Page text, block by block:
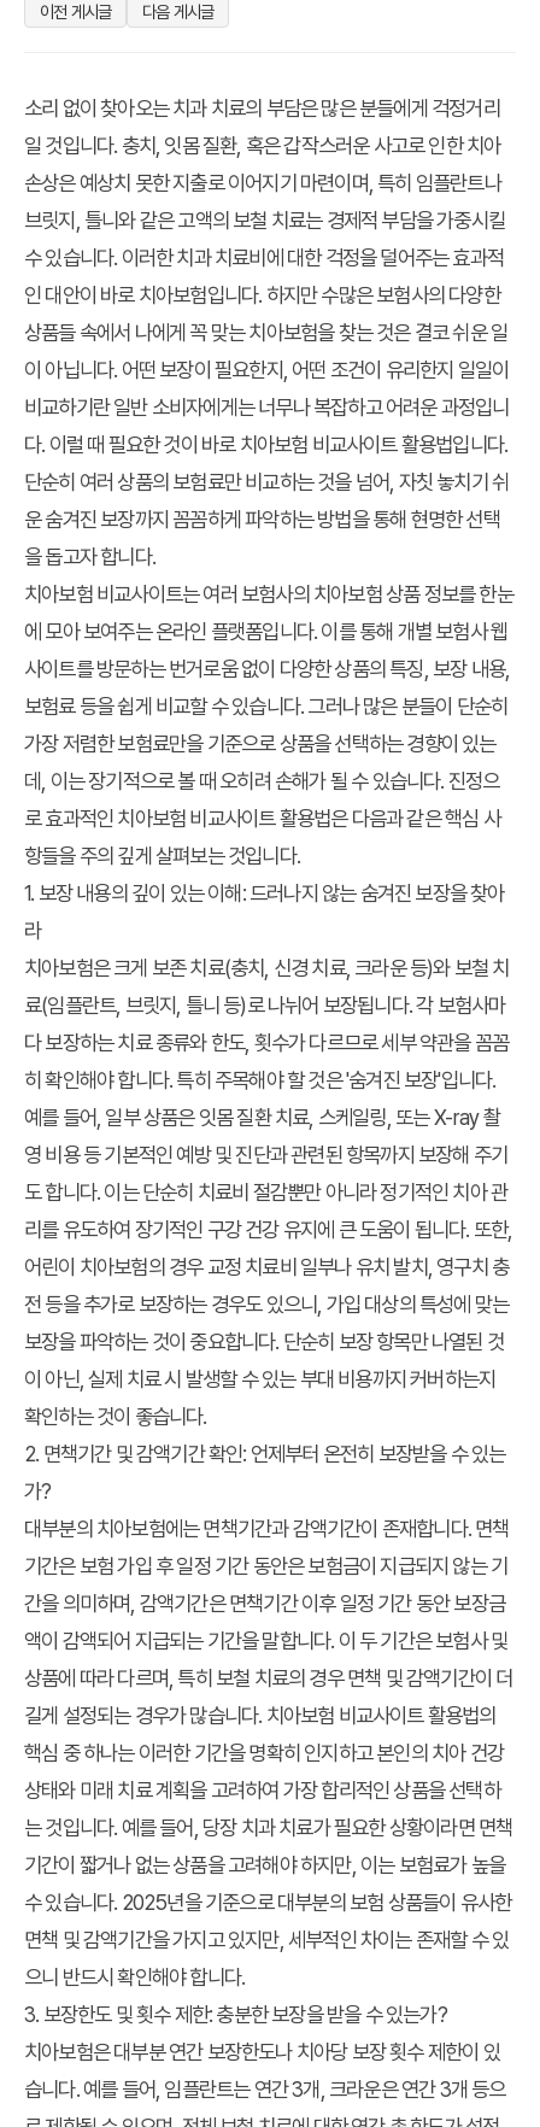
이전 게시글
다음 게시글
소리 없이 찾아오는 치과 치료의 부담은 많은 분들에게 걱정거리
일 것입니다. 충치, 잇몸 질환, 혹은 갑작스러운 사고로 인한 치아
손상은 예상치 못한 지출로 이어지기 마련이며, 특히 임플란트나
브릿지, 틀니와 같은 고액의 보철 치료는 경제적 부담을 가중시킬
수 있습니다. 이러한 치과 치료비에 대한 걱정을 덜어주는 효과적
인 대안이 바로 치아보험입니다. 하지만 수많은 보험사의 다양한
상품들 속에서 나에게 꼭 맞는 치아보험을 찾는 것은 결코 쉬운 일
이 아닙니다. 어떤 보장이 필요한지, 어떤 조건이 유리한지 일일이
비교하기란 일반 소비자에게는 너무나 복잡하고 어려운 과정입니
다. 이럴 때 필요한 것이 바로치아보험 비교사이트 활용법입니다.
단순히 여러 상품의 보험료만 비교하는 것을 넘어, 자칫 놓치기 쉬
운숨겨진 보장까지 꼼꼼하게 파악하는 방법을 통해 현명한 선택
을 돕고자 합니다.
치아보험 비교사이트는 여러 보험사의 치아보험 상품 정보를 한눈
에 모아 보여주는 온라인 플랫폼입니다. 이를 통해 개별 보험사 웹
사이트를 방문하는 번거로움 없이 다양한 상품의 특징, 보장 내용,
보험료 등을 쉽게 비교할 수 있습니다. 그러나 많은 분들이 단순히
가장 저렴한 보험료만을 기준으로 상품을 선택하는 경향이 있는
데, 이는 장기적으로 볼 때 오히려 손해가 될 수 있습니다. 진정으
로 효과적인치아보험 비교사이트 활용법은 다음과 같은 핵심 사
항들을 주의 깊게 살펴보는 것입니다.
1. 보장 내용의 깊이 있는 이해: 드러나지 않는 숨겨진 보장을 찾아
라
치아보험은 크게 보존 치료(충치, 신경 치료, 크라운 등)와 보철 치
료(임플란트, 브릿지, 틀니 등)로 나뉘어 보장됩니다. 각 보험사마
다 보장하는 치료 종류와 한도, 횟수가 다르므로 세부 약관을 꼼꼼
히 확인해야 합니다. 특히 주목해야 할 것은 '숨겨진 보장'입니다.
예를 들어, 일부 상품은 잇몸 질환 치료, 스케일링, 또는 X-ray 촬
영 비용 등 기본적인 예방 및 진단과 관련된 항목까지 보장해 주기
도 합니다. 이는 단순히 치료비 절감뿐만 아니라 정기적인 치아 관
리를 유도하여 장기적인 구강 건강 유지에 큰 도움이 됩니다. 또한,
어린이 치아보험의 경우 교정 치료비 일부나 유치 발치, 영구치 충
전 등을 추가로 보장하는 경우도 있으니, 가입 대상의 특성에 맞는
보장을 파악하는 것이 중요합니다. 단순히 보장 항목만 나열된 것
이 아닌, 실제 치료 시 발생할 수 있는 부대 비용까지 커버하는지
확인하는 것이 좋습니다.
2. 면책기간 및 감액기간 확인: 언제부터 온전히 보장받을 수 있는
가?
대부분의 치아보험에는 면책기간과 감액기간이 존재합니다. 면책
기간은 보험 가입 후 일정 기간 동안은 보험금이 지급되지 않는 기
간을 의미하며, 감액기간은 면책기간 이후 일정 기간 동안 보장금
액이 감액되어 지급되는 기간을 말합니다. 이 두 기간은 보험사 및
상품에 따라 다르며, 특히 보철 치료의 경우 면책 및 감액기간이 더
길게 설정되는 경우가 많습니다. 치아보험 비교사이트 활용법의
핵심 중 하나는 이러한 기간을 명확히 인지하고 본인의 치아 건강
상태와 미래 치료 계획을 고려하여 가장 합리적인 상품을 선택하
는 것입니다. 예를 들어, 당장 치과 치료가 필요한 상황이라면 면책
기간이 짧거나 없는 상품을 고려해야 하지만, 이는 보험료가 높을
수 있습니다. 2025년을 기준으로 대부분의 보험 상품들이 유사한
면책 및 감액기간을 가지고 있지만, 세부적인 차이는 존재할 수 있
으니 반드시 확인해야 합니다.
3. 보장한도 및 횟수 제한: 충분한 보장을 받을 수 있는가?
치아보험은 대부분 연간 보장한도나 치아당 보장 횟수 제한이 있
습니다. 예를 들어, 임플란트는 연간 3개, 크라운은 연간 3개 등으